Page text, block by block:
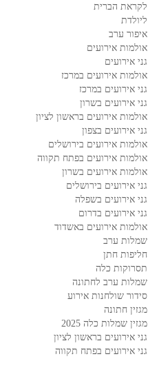
לקראת הברית
ליולדת
איפור ערב
אולמות אירועים
גני אירועים
אולמות אירועים במרכז
גני אירועים במרכז
גני אירועים בשרון
אולמות אירועים בראשון לציון
גני אירועים בצפון
אולמות אירועים בירושלים
אולמות אירועים בפתח תקווה
אולמות אירועים בשרון
גני אירועים בירושלים
גני אירועים בשפלה
גני אירועים בדרום
אולמות אירועים באשדוד
שמלות ערב
חליפות חתן
תסרוקות כלה
שמלות ערב לחתונה
סידור שולחנות אירוע
מגזין חתונה
מגזין שמלות כלה 2025
גני אירועים בראשון לציון
גני אירועים בפתח תקווה